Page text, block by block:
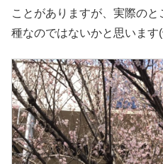
ことがありますが、実際の
種なのではないかと思います